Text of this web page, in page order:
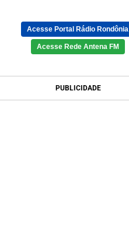
Acesse Portal Rádio Rondônia
Acesse Rede Antena FM
PUBLICIDADE